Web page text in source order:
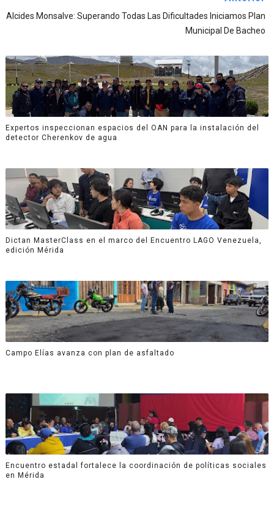
Alcides Monsalve: Superando Todas Las Dificultades Iniciamos Plan
Municipal De Bacheo
Expertos inspeccionan espacios del OAN para la instalación del
detector Cherenkov de agua
Dictan MasterClass en el marco del Encuentro LAGO Venezuela,
edición Mérida
Campo Elías avanza con plan de asfaltado
Encuentro estadal fortalece la coordinación de políticas sociales
en Mérida